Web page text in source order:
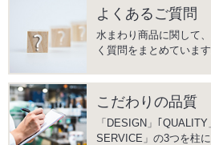
よくあるご質問
水まわり商品に関して
く質問をまとめています
こだわりの品質
「DESIGN」｢
SERVICE」の3つを柱